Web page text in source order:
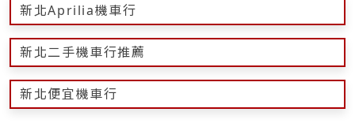
新北Aprilia機車行
新北二手機車行推薦
新北便宜機車行